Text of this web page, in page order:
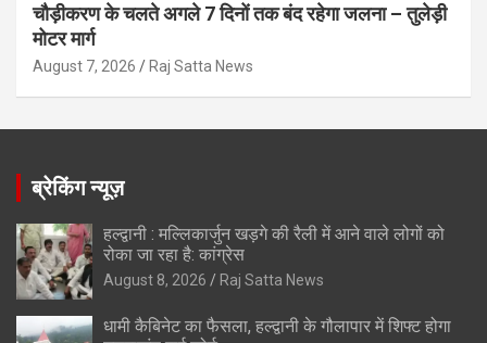
चौड़ीकरण के चलते अगले 7 दिनों तक बंद रहेगा जलना – तुलेड़ी
मोटर मार्ग
August 7, 2026 Raj Satta News
ब्रेकिंग न्यूज़
हल्द्वानी : मल्लिकार्जुन खड़गे की रैली में आने वाले लोगों को
रोका जा रहा है: कांग्रेस
August 8, 2026 Raj Satta News
धामी कैबिनेट का फैसला, हल्द्वानी के गौलापार में शिफ्ट होगा